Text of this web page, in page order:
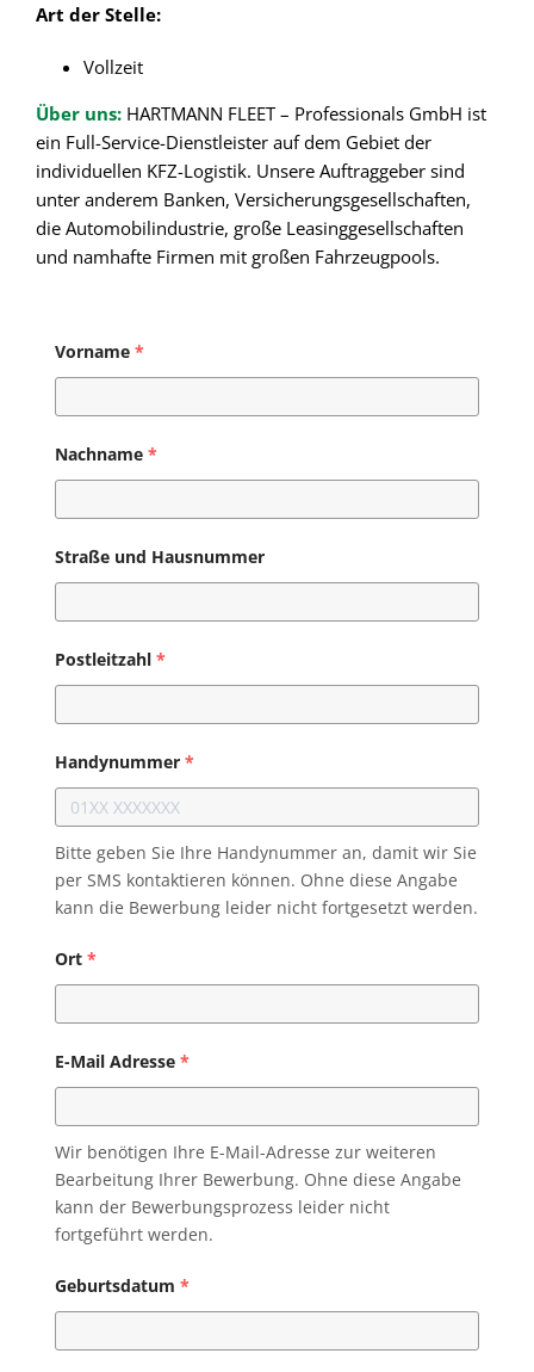
Art der Stelle:
Vollzeit
Über uns: HARTMANN FLEET – Professionals GmbH ist
ein Full-Service-Dienstleister auf dem Gebiet der
individuellen KFZ-Logistik. Unsere Auftraggeber sind
unter anderem Banken, Versicherungsgesellschaften,
die Automobilindustrie, große Leasinggesellschaften
und namhafte Firmen mit großen Fahrzeugpools.
Vorname *
Nachname *
Straße und Hausnummer
Postleitzahl *
Handynummer *
Bitte geben Sie Ihre Handynummer an, damit wir Sie
per SMS kontaktieren können. Ohne diese Angabe
kann die Bewerbung leider nicht fortgesetzt werden.
Ort *
E-Mail Adresse *
Wir benötigen Ihre E-Mail-Adresse zur weiteren
Bearbeitung Ihrer Bewerbung. Ohne diese Angabe
kann der Bewerbungsprozess leider nicht
fortgeführt werden.
Geburtsdatum *